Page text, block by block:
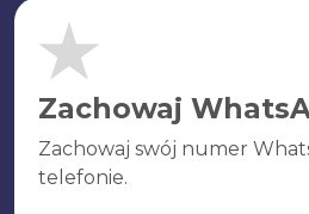
Zachowaj
Zachowaj swój numer
telefonie.